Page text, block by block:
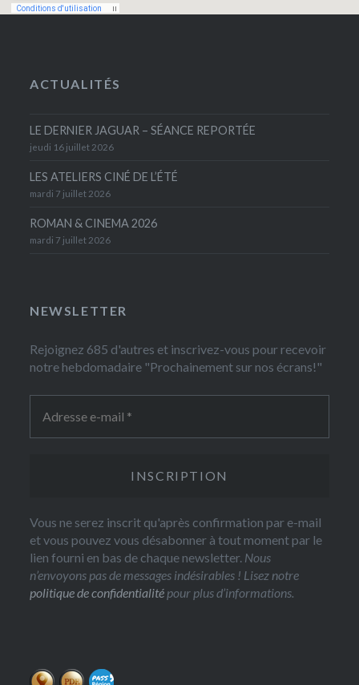
ACTUALITÉS
LE DERNIER JAGUAR – SÉANCE REPORTÉE
jeudi 16 juillet 2026
LES ATELIERS CINÉ DE L’ÉTÉ
mardi 7 juillet 2026
ROMAN & CINEMA 2026
mardi 7 juillet 2026
NEWSLETTER
Rejoignez 685 d'autres et inscrivez-vous pour recevoir
notre hebdomadaire "Prochainement sur nos écrans!"
Vous ne serez inscrit qu'après confirmation par e-mail
et vous pouvez vous désabonner à tout moment par le
lien fourni en bas de chaque newsletter. Nous
n’envoyons pas de messages indésirables ! Lisez notre
politique de confidentialité pour plus d’informations.